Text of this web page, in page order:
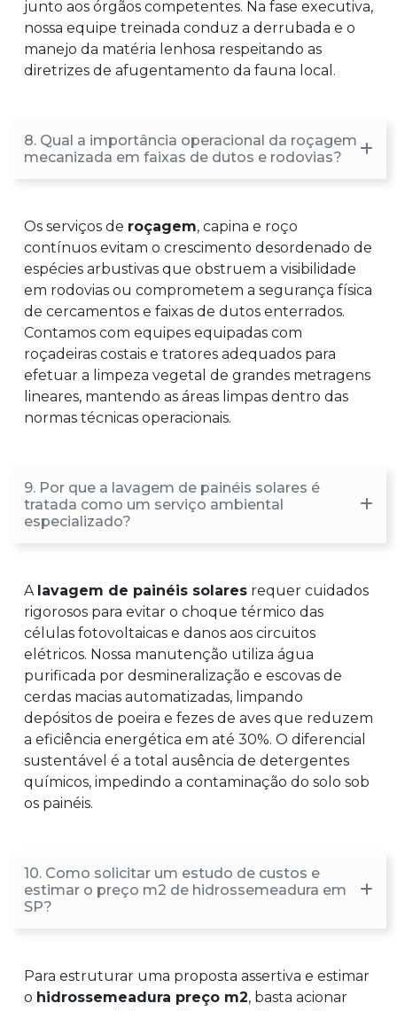
junto aos órgãos competentes. Na fase executiva,
nossa equipe treinada conduz a derrubada e o
manejo da matéria lenhosa respeitando as
diretrizes de afugentamento da fauna local.
8. Qual a importância operacional da roçagem
mecanizada em faixas de dutos e rodovias?
Os serviços de roçagem, capina e roço
contínuos evitam o crescimento desordenado de
espécies arbustivas que obstruem a visibilidade
em rodovias ou comprometem a segurança física
de cercamentos e faixas de dutos enterrados.
Contamos com equipes equipadas com
roçadeiras costais e tratores adequados para
efetuar a limpeza vegetal de grandes metragens
lineares, mantendo as áreas limpas dentro das
normas técnicas operacionais.
9. Por que a lavagem de painéis solares é
tratada como um serviço ambiental
especializado?
A lavagem de painéis solares requer cuidados
rigorosos para evitar o choque térmico das
células fotovoltaicas e danos aos circuitos
elétricos. Nossa manutenção utiliza água
purificada por desmineralização e escovas de
cerdas macias automatizadas, limpando
depósitos de poeira e fezes de aves que reduzem
a eficiência energética em até 30%. O diferencial
sustentável é a total ausência de detergentes
químicos, impedindo a contaminação do solo sob
os painéis.
10. Como solicitar um estudo de custos e
estimar o preço m2 de hidrossemeadura em
SP?
Para estruturar uma proposta assertiva e estimar
o hidrossemeadura preço m2, basta acionar